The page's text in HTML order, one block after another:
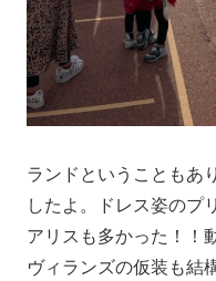
ランドということもあ
したよ。ドレス姿のプ
アリスも多かった！！
ヴィランズの仮装も結